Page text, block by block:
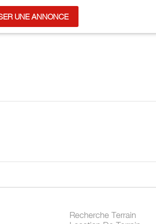
UNE ANNONCE
Recherche Terrain